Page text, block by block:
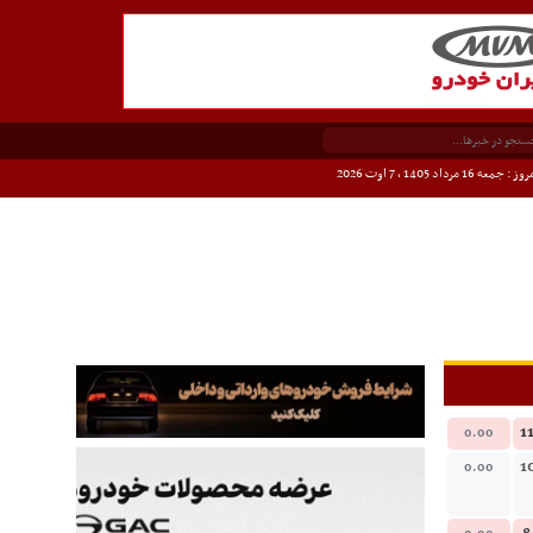
: جمعه 16 مرداد 1405 ، 7 اوت 2026
0.00
0.00